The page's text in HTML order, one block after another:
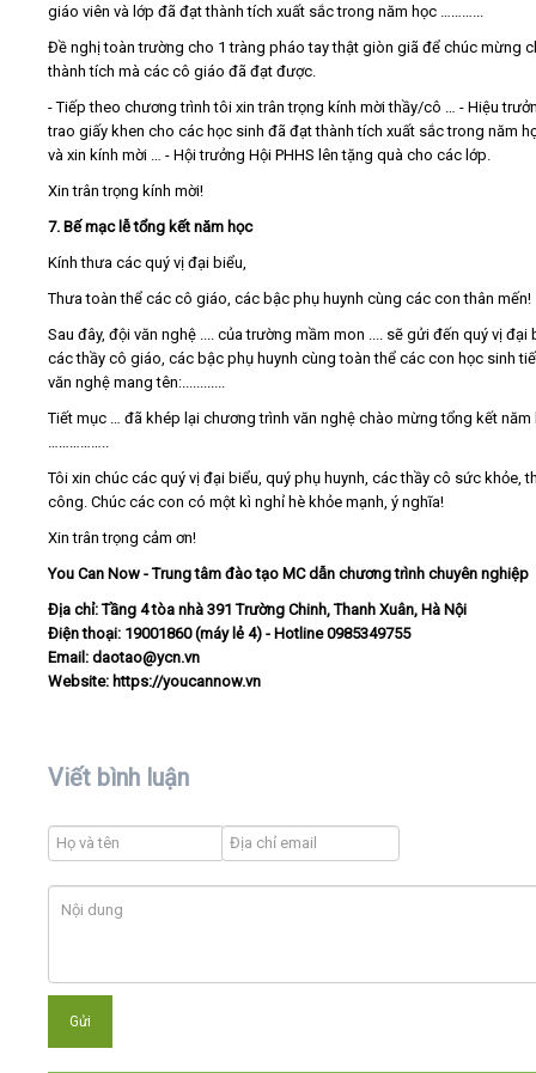
giáo viên và lớp đã đạt thành tích xuất sắc trong năm học ………...
Đề nghị toàn trường cho 1 tràng pháo tay thật giòn giã để chúc mừng
thành tích mà các cô giáo đã đạt được.
- Tiếp theo chương trình tôi xin trân trọng kính mời thầy/cô … - Hiệu
trao giấy khen cho các học sinh đã đạt thành tích xuất sắc trong năm
và xin kính mời … - Hội trưởng Hội PHHS lên tặng quà cho các lớp.
Xin trân trọng kính mời!
7. Bế mạc lễ tổng kết năm học
Kính thưa các quý vị đại biểu,
Thưa toàn thể các cô giáo, các bậc phụ huynh cùng các con thân mến!
Sau đây, đội văn nghệ .... của trường mầm mon .... sẽ gửi đến quý vị đại
các thầy cô giáo, các bậc phụ huynh cùng toàn thể các con học sinh
văn nghệ mang tên:............
Tiết mục … đã khép lại chương trình văn nghệ chào mừng tổng kết năm
Tôi xin chúc các quý vị đại biểu, quý phụ huynh, các thầy cô sức khỏe,
công. Chúc các con có một kì nghỉ hè khỏe mạnh, ý nghĩa!
Xin trân trọng cảm ơn!
You Can Now - Trung tâm đào tạo MC dẫn chương trình chuyên nghiệp
Địa chỉ: Tầng 4 tòa nhà 391 Trường Chinh, Thanh Xuân, Hà Nội
Điện thoại: 19001860 (máy lẻ 4) - Hotline 0985349755
Email: daotao@ycn.vn
Website: https://youcannow.vn
Viết bình luận